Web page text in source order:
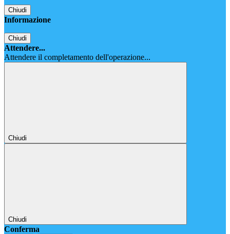
Chiudi
Informazione
Chiudi
Attendere...
Attendere il completamento dell'operazione...
Chiudi
Chiudi
Conferma